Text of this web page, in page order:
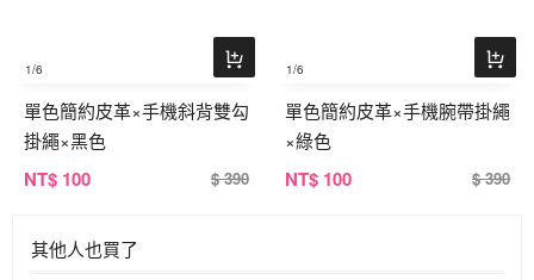
1/6
單色簡約皮革×手機斜背雙勾
掛繩×黑色
NT$ 100 $ 390
1/6
單色簡約皮革×手機腕帶掛繩
×綠色
NT$ 100 $ 390
其他人也買了